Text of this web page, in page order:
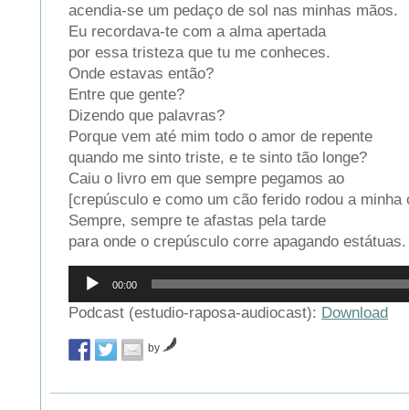
acendia-se um pedaço de sol nas minhas mãos.
Eu recordava-te com a alma apertada
por essa tristeza que tu me conheces.
Onde estavas então?
Entre que gente?
Dizendo que palavras?
Porque vem até mim todo o amor de repente
quando me sinto triste, e te sinto tão longe?
Caiu o livro em que sempre pegamos ao
[crepúsculo e como um cão ferido rodou a minha
Sempre, sempre te afastas pela tarde
para onde o crepúsculo corre apagando estátuas.
Reprodutor
áudio
00:00
Podcast (estudio-raposa-audiocast): Download
by